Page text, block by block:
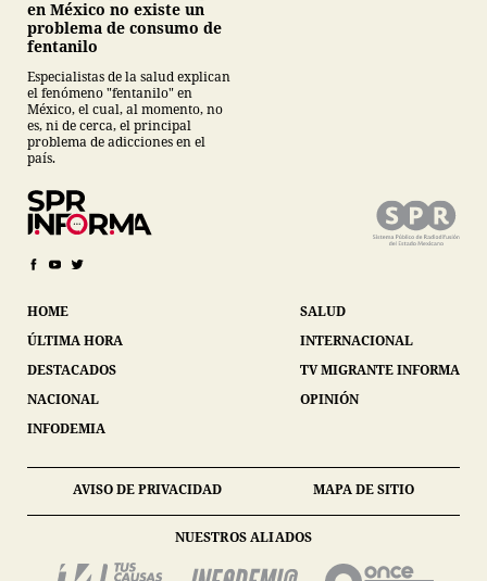
en México no existe un
problema de consumo de
fentanilo
Especialistas de la salud explican
el fenómeno "fentanilo" en
México, el cual, al momento, no
es, ni de cerca, el principal
problema de adicciones en el
país.
HOME
ÚLTIMA HORA
DESTACADOS
NACIONAL
INFODEMIA
SALUD
INTERNACIONAL
TV MIGRANTE INFORMA
OPINIÓN
AVISO DE PRIVACIDAD MAPA DE SITIO
NUESTROS ALIADOS